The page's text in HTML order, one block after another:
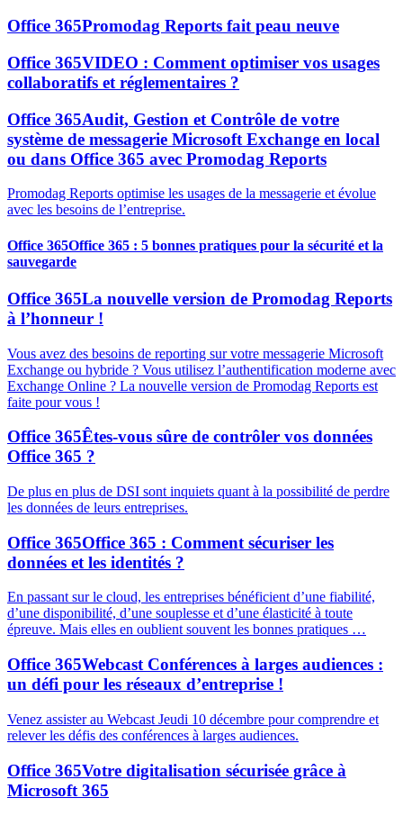
Office 365Promodag Reports fait peau neuve
Office 365VIDEO : Comment optimiser vos usages
collaboratifs et réglementaires ?
Office 365Audit, Gestion et Contrôle de votre
système de messagerie Microsoft Exchange en local
ou dans Office 365 avec Promodag Reports
Promodag Reports optimise les usages de la messagerie et évolue
avec les besoins de l’entreprise.
Office 365Office 365 : 5 bonnes pratiques pour la sécurité et la
sauvegarde
Office 365La nouvelle version de Promodag Reports
à l’honneur !
Vous avez des besoins de reporting sur votre messagerie Microsoft
Exchange ou hybride ? Vous utilisez l’authentification moderne avec
Exchange Online ? La nouvelle version de Promodag Reports est
faite pour vous !
Office 365Êtes-vous sûre de contrôler vos données
Office 365 ?
De plus en plus de DSI sont inquiets quant à la possibilité de perdre
les données de leurs entreprises.
Office 365Office 365 : Comment sécuriser les
données et les identités ?
En passant sur le cloud, les entreprises bénéficient d’une fiabilité,
d’une disponibilité, d’une souplesse et d’une élasticité à toute
épreuve. Mais elles en oublient souvent les bonnes pratiques …
Office 365Webcast Conférences à larges audiences :
un défi pour les réseaux d’entreprise !
Venez assister au Webcast Jeudi 10 décembre pour comprendre et
relever les défis des conférences à larges audiences.
Office 365Votre digitalisation sécurisée grâce à
Microsoft 365